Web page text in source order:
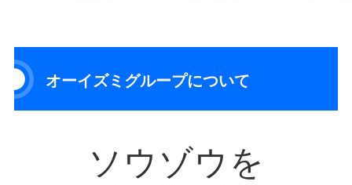
オーイズミグループについて
ソウゾウを